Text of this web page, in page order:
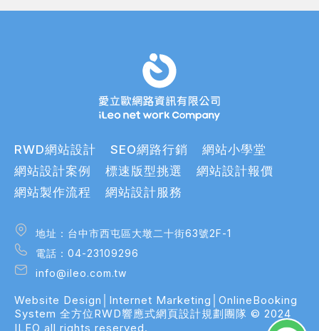
RWD網站設計 SEO網路行銷
網站小學堂
網站設計案例
標速版型挑選
網站設計報價
網站製作流程
網站設計服務
地址：台中市西屯區大墩二十街63號2F-1
電話：04-23109296
info@ileo.com.tw
Website Design│Internet Marketing│OnlineBooking
System 全方位RWD響應式網頁設計規劃團隊 © 2024
ILEO all rights reserved.
地址：台中市西屯區大墩二十街63號2F-1
電話：04-23109296
Design│Internet Marketing│OnlineBooking